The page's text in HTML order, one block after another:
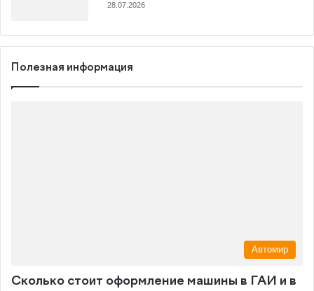
28.07.2026
Полезная информация
Автомир
Сколько стоит оформление машины в ГАИ и в